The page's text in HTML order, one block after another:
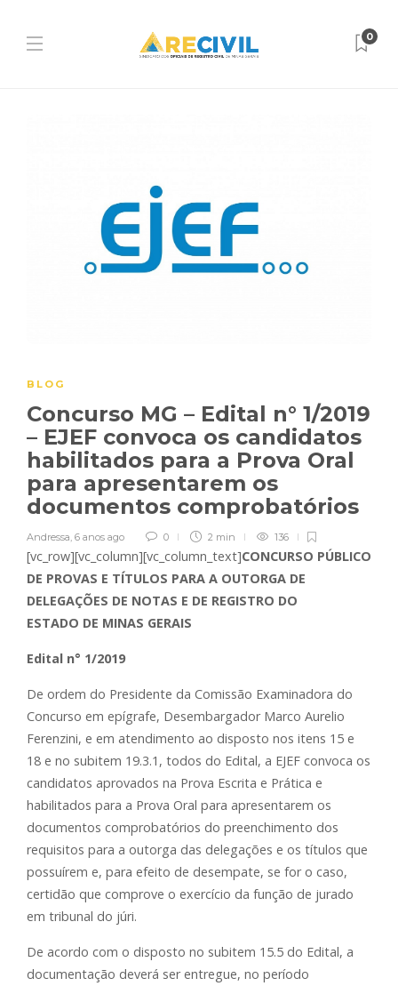
0
BLOG
Concurso MG – Edital n° 1/2019
– EJEF convoca os candidatos
habilitados para a Prova Oral
para apresentarem os
documentos comprobatórios
Andressa, 6 anos ago 0 2 min 136
[vc_row][vc_column][vc_column_text]CONCURSO PÚBLICO
DE PROVAS E TÍTULOS PARA A OUTORGA DE
DELEGAÇÕES DE NOTAS E DE REGISTRO DO
ESTADO DE MINAS GERAIS
Edital n° 1/2019
De ordem do Presidente da Comissão Examinadora do
Concurso em epígrafe, Desembargador Marco Aurelio
Ferenzini, e em atendimento ao disposto nos itens 15 e
18 e no subitem 19.3.1, todos do Edital, a EJEF convoca os
candidatos aprovados na Prova Escrita e Prática e
habilitados para a Prova Oral para apresentarem os
documentos comprobatórios do preenchimento dos
requisitos para a outorga das delegações e os títulos que
possuírem e, para efeito de desempate, se for o caso,
certidão que comprove o exercício da função de jurado
em tribunal do júri.
De acordo com o disposto no subitem 15.5 do Edital, a
documentação deverá ser entregue, no período